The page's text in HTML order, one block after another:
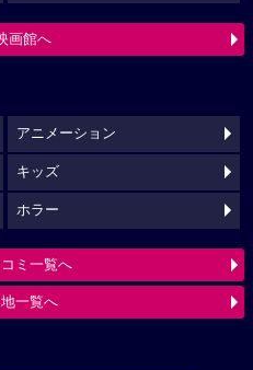
画館へ
アニメーション
キッズ
ホラー
ミ一覧へ
一覧へ